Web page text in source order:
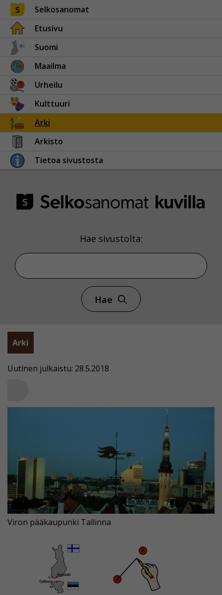
Selkosanomat
Etusivu
Suomi
Maailma
Urheilu
Kulttuuri
Arki
Arkisto
Tietoa sivustosta
Hae sivustolta:
Hae
Arki
Uutinen julkaistu: 28.5.2018
Viron pääkaupunki Tallinna